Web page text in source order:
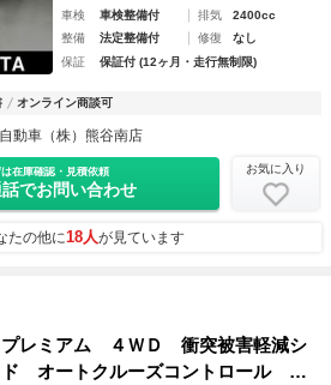
車検
車検整備付 排気
2400cc
整備
法定整備付 修復
なし
保証
保証付 (12ヶ月・走行無制限)
オンライン商談可
動車（株）熊谷南店
は在庫確認・見積依頼
でお問い合わせ
お気に入り
たの他に18人が見ています
レミアム ４ＷＤ 衝突被害軽減シ
オートクルーズコントロール Ｌ